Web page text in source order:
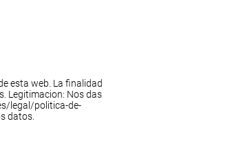
esta web. La finalidad
Legitimacion: Nos das
legal/politica-de-
datos.